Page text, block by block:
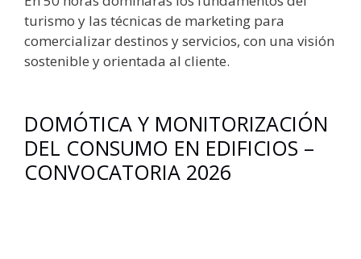
turismo y las técnicas de marketing para
comercializar destinos y servicios, con una visión
sostenible y orientada al cliente.
DOMÓTICA Y MONITORIZACIÓN
DEL CONSUMO EN EDIFICIOS –
CONVOCATORIA 2026